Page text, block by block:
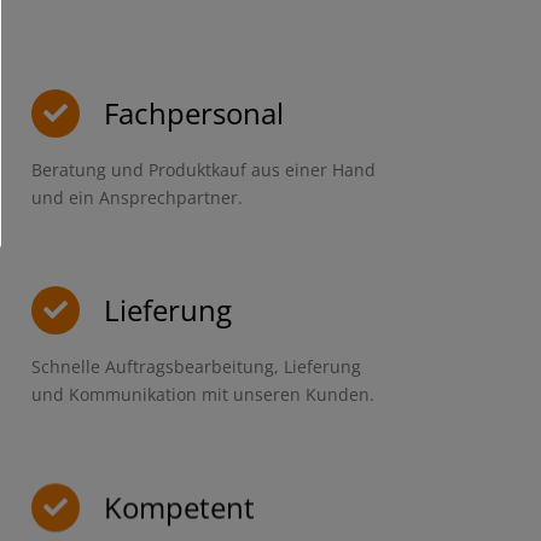
Fachpersonal
Beratung und Produktkauf aus einer Hand
und ein Ansprechpartner.
Lieferung
Schnelle Auftragsbearbeitung, Lieferung
und Kommunikation mit unseren Kunden.
Kompetent